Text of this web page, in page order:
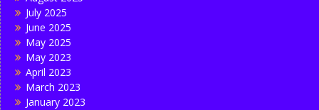
July 2025
June 2025
May 2025
May 2023
April 2023
March 2023
January 2023